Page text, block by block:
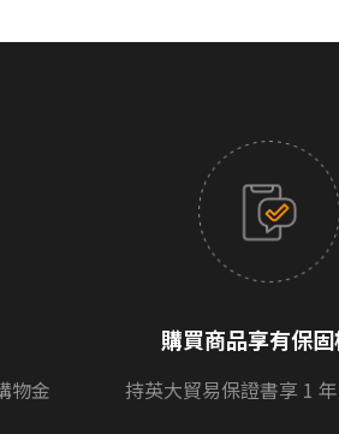
物金
購買商品享有保
持英大貿易保證書享 1